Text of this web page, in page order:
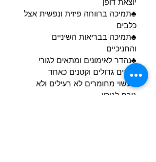
יוצאת דופן
♣תמיכה ברווחה פיזית ונפשית אצל
כלבים
♣תמיכה בבריאות השיניים
והחניכיים
♣נהדר לאימונים ומתאים לגורי
כלבים גדולים וקטנים כאחד
♣עשוי מחומרים לא רעילים ולא
גורם לגירוי